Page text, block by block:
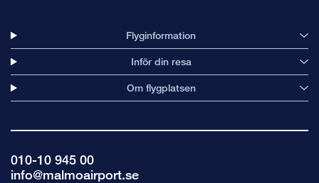
Flyginformation
Inför din resa
Om flygplatsen
010-10 945 00
info@malmoairport.se